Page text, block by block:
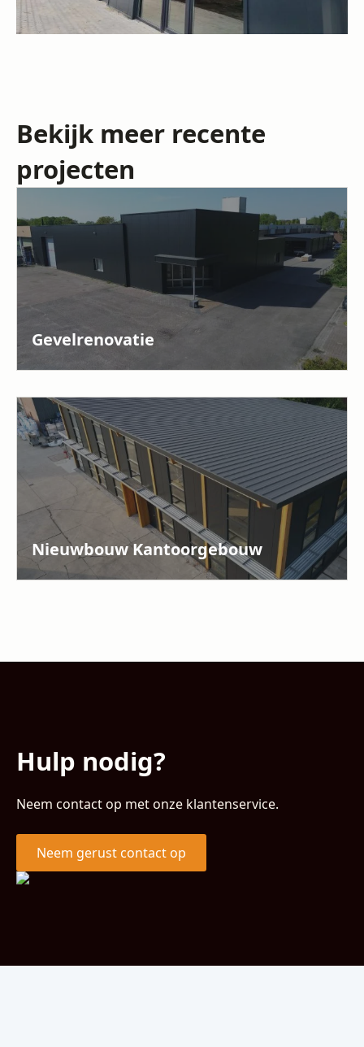
Bekijk meer recente
projecten
Gevelrenovatie
Nieuwbouw Kantoorgebouw
Hulp nodig?
Neem contact op met onze klantenservice.
Neem gerust contact op